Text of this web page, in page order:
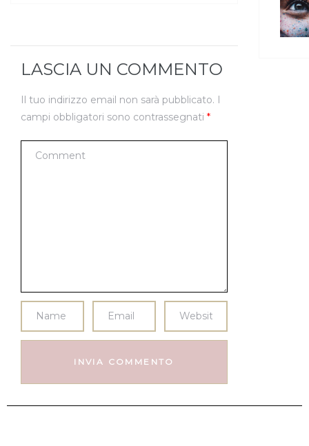
LASCIA UN COMMENTO
Il tuo indirizzo email non sarà pubblicato. I
campi obbligatori sono contrassegnati *